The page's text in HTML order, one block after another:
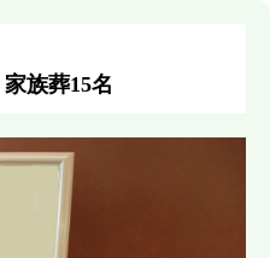
族葬15名